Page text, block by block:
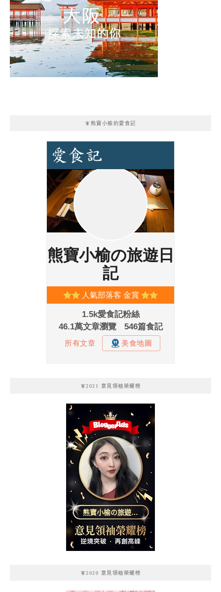
🧚熊寶小榆的愛食記
🧚2021 意見領袖榮耀榜
熊寶小榆の旅遊日
記
🧚2020 意見領袖榮耀榜